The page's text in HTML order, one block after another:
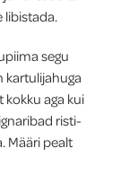
libistada.
segu
kartulijahuga
kokku aga kui
risti-
Määri pealt